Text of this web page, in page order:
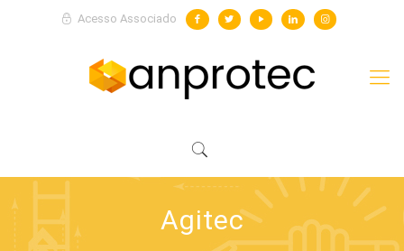
Acesso Associado
Agitec